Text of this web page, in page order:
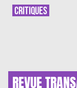
REVUE
CRITIQUES